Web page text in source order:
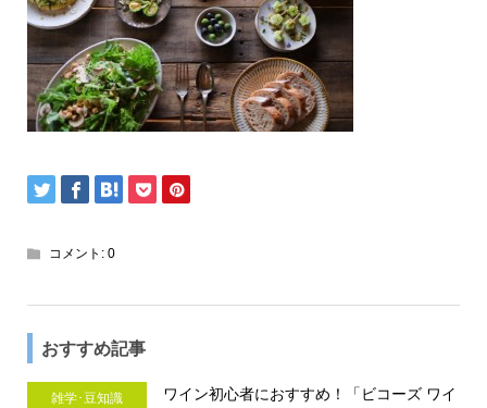
コメント: 0
おすすめ記事
雑学･豆知識
ワイン初心者におすすめ！「ビコーズ ワイ